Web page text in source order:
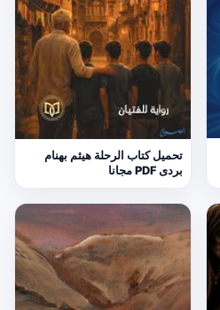
تحميل كتاب الرحلة هيثم بهنام
بردى PDF مجانا